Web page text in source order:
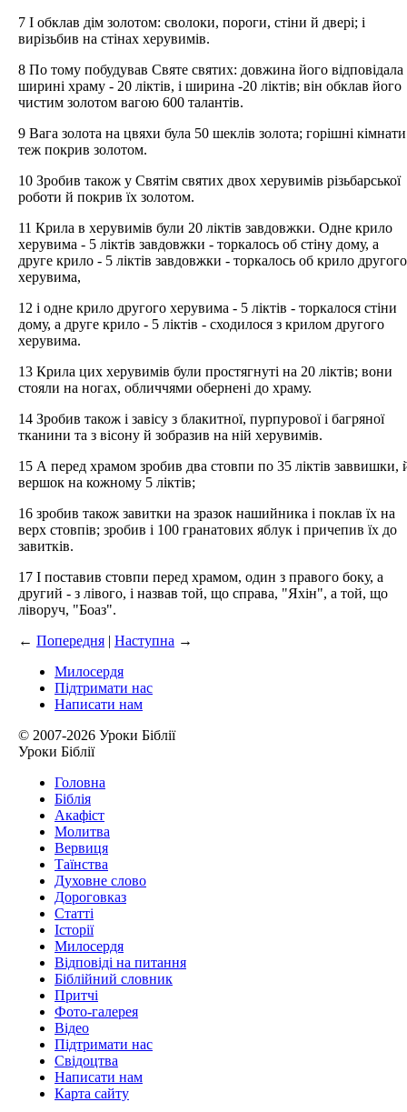
7 І обклав дім золотом: сволоки, пороги, стіни й двері; і
вирізьбив на стінах херувимів.
8 По тому побудував Святе святих: довжина його відповідала
ширині храму - 20 ліктів, і ширина -20 ліктів; він обклав його
чистим золотом вагою 600 талантів.
9 Вага золота на цвяхи була 50 шеклів золота; горішні кімнати
теж покрив золотом.
10 Зробив також у Святім святих двох херувимів різьбарської
роботи й покрив їх золотом.
11 Крила в херувимів були 20 ліктів завдовжки. Одне крило
херувима - 5 ліктів завдовжки - торкалось об стіну дому, а
друге крило - 5 ліктів завдовжки - торкалось об крило другого
херувима,
12 і одне крило другого херувима - 5 ліктів - торкалося стіни
дому, а друге крило - 5 ліктів - сходилося з крилом другого
херувима.
13 Крила цих херувимів були простягнуті на 20 ліктів; вони
стояли на ногах, обличчями обернені до храму.
14 Зробив також і завісу з блакитної, пурпурової і багряної
тканини та з вісону й зобразив на ній херувимів.
15 А перед храмом зробив два стовпи по 35 ліктів заввишки,
вершок на кожному 5 ліктів;
16 зробив також завитки на зразок нашийника і поклав їх на
верх стовпів; зробив і 100 гранатових яблук і причепив їх до
завитків.
17 І поставив стовпи перед храмом, один з правого боку, а
другий - з лівого, і назвав той, що справа, "Яхін", а той, що
ліворуч, "Боаз".
← Попередня | Наступна →
Милосердя
Підтримати нас
Написати нам
© 2007-2026 Уроки Біблії
Уроки Біблії
Головна
Біблія
Акафіст
Молитва
Вервиця
Таїнства
Духовне слово
Дороговказ
Cтатті
Історії
Милосердя
Відповіді на питання
Біблійний словник
Притчі
Фото-галерея
Відео
Підтримати нас
Свідоцтва
Написати нам
Карта сайту